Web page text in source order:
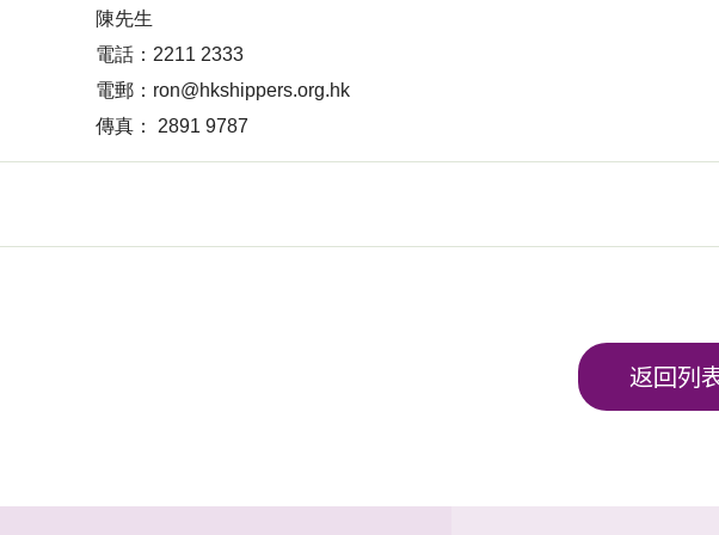
陳先生
電話：2211 2333
電郵： ron@hkshippers.org.hk
傳真： 2891 9787
返回列